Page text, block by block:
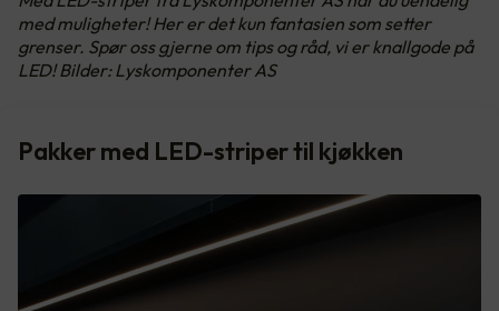
med muligheter! Her er det kun fantasien som setter
grenser. Spør oss gjerne om tips og råd, vi er knallgode på
LED! Bilder: Lyskomponenter AS
Pakker med LED-striper til kjøkken